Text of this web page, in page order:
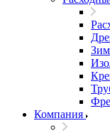
Компания